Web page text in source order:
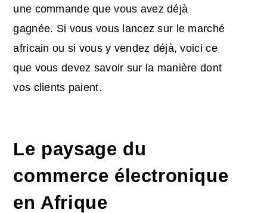
une commande que vous avez déjà
gagnée. Si vous vous lancez sur le marché
africain ou si vous y vendez déjà, voici ce
que vous devez savoir sur la manière dont
vos clients paient.
Le paysage du
commerce électronique
en Afrique